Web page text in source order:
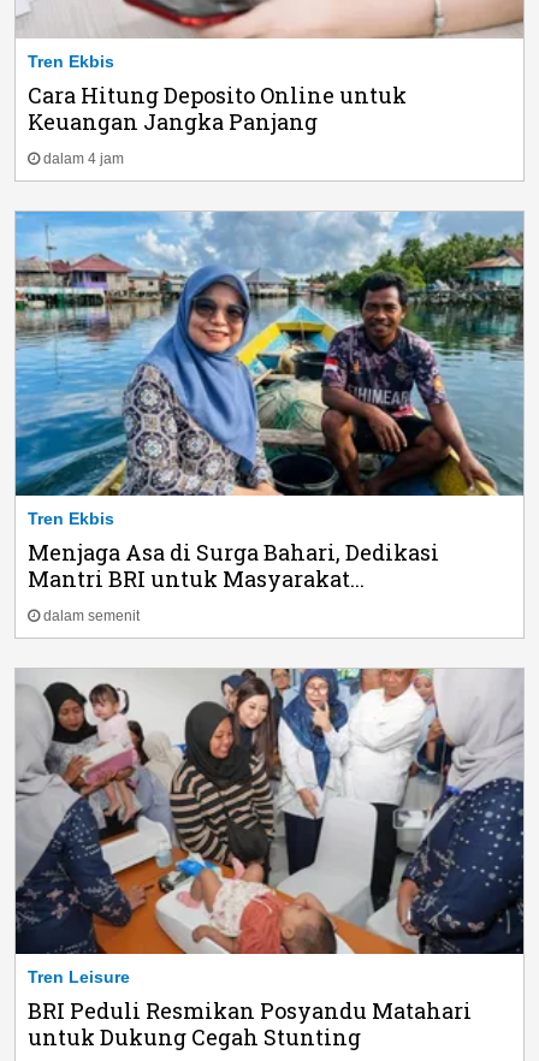
Tren Ekbis
Cara Hitung Deposito Online untuk
Keuangan Jangka Panjang
dalam 4 jam
Tren Ekbis
Menjaga Asa di Surga Bahari, Dedikasi
Mantri BRI untuk Masyarakat...
dalam semenit
Tren Leisure
BRI Peduli Resmikan Posyandu Matahari
untuk Dukung Cegah Stunting